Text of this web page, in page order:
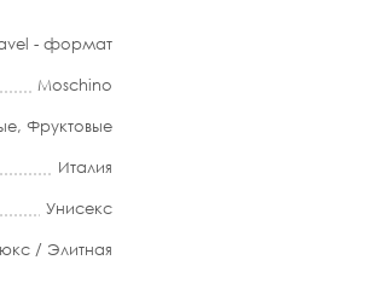
- формат
Moschino
, Фруктовые
Италия
Унисекс
/ Элитная